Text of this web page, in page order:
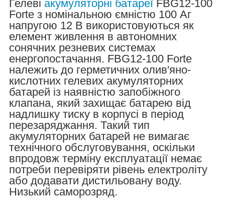
Гелеві акумуляторні батареї FBG12-100
Forte з номінальною ємністю 100 Аг
напругою 12 В використовуються як
елемент живлення в автономних
сонячних резневих системах
енергопостачання. FBG12-100 Forte
належить до герметичних олив'яно-
кислотних гелевих акумуляторних
батарей із наявністю запобіжного
клапана, який захищає батарею від
надлишку тиску в корпусі в період
перезаряджання. Такий тип
акумуляторних батарей не вимагає
технічного обслуговування, оскільки
впродовж терміну експлуатації немає
потреби перевіряти рівень електроліту
або додавати дистильовану воду.
Низький саморозряд.